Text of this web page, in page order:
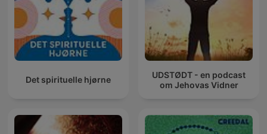
Det spirituelle hjørne
UDSTØDT - en podcast
om Jehovas Vidner